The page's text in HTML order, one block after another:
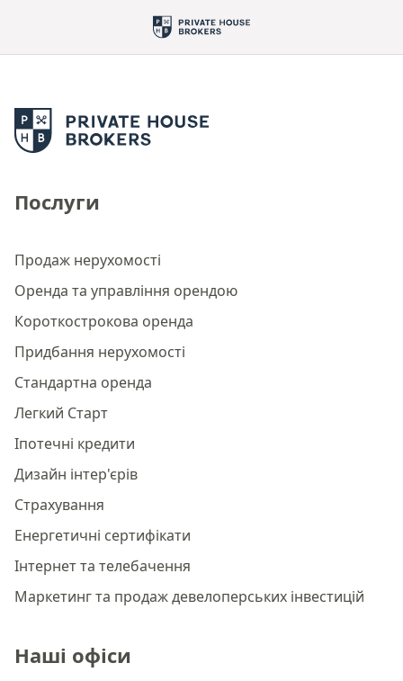
Послуги
Продаж нерухомості
Оренда та управління орендою
Короткострокова оренда
Придбання нерухомості
Стандартна оренда
Легкий Старт
Іпотечні кредити
Дизайн інтер'єрів
Страхування
Енергетичні сертифікати
Інтернет та телебачення
Маркетинг та продаж девелоперських інвестицій
Наші офіси